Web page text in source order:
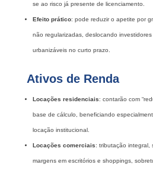
se ao risco já presente de licenciamento.
Efeito prático: pode reduzir o apetite por
não regularizadas, deslocando
urbanizáveis no curto prazo.
Ativos de Renda
Locações residenciais: contarão com
base de cálculo, beneficiando
locação institucional.
Locações comerciais: tributação integral,
margens em escritórios e shoppings,